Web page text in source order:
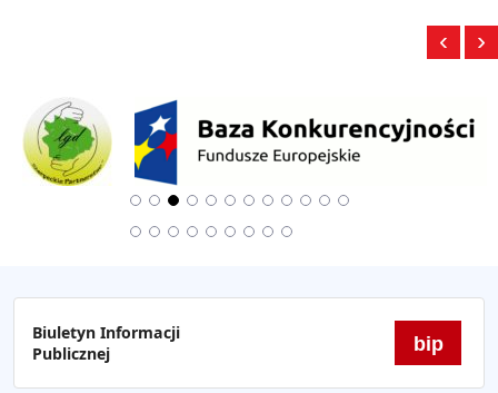
‹ ›
Biuletyn Informacji
Publicznej
bip